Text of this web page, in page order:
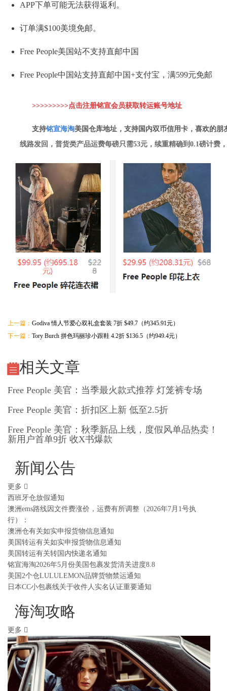
APP下单可能无法获得返利。
订单满$100美境免邮。
Free People美国站不支持直邮中国
Free People中国站支持直邮中国+支付宝，满599元免邮
>>>>>>>>>点击注册铭宣会员获取转运账号地址
支持铭宣海淘美国仓库地址，支持国内双币信用卡，喜欢的朋
线路发回，普货类产品运费每磅只需53元，续重精确到0.1磅计费，
上一篇： Godiva 情人节爱心双礼盒套装 7折 $49.7（约345.91元）
下一篇： Tory Burch 拼色玛丽珍小跟鞋 4.2折 $136.5（约949.4元）
相关文章
Free People 美官：当季最火款式推荐 灯笼裤专场
Free People 美官：折扣区上新 低至2.5折
Free People 美官：秋季新品上线，度假风单品热卖！
新用户首单9折 收X书爆款
新闻公告
更多
西班牙仓放假通知
澳洲ems路线因文件费涨价，运费有所调整（2026年7月1号执
行）：
澳洲仓有关如实申报货物信息通知
美国转运有关如实申报货物信息通知
美国转运有关转国内快递名通知
铭宣海淘2026年5月份美国包裹发货清关进度8.8
美国2个仓LULULEMON品牌货物禁运通知
日本CC小包裹线关于收件人实名认证重要通知
海淘攻略
更多